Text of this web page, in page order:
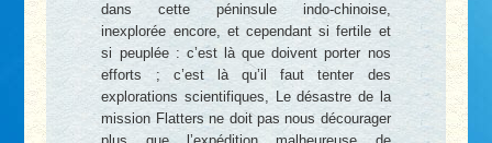
dans cette péninsule indo-chinoise,
inexplorée encore, et cependant si fertile et
si peuplée : c’est là que doivent porter nos
efforts ; c’est là qu’il faut tenter des
explorations scientifiques, Le désastre de la
mission Flatters ne doit pas nous décourager